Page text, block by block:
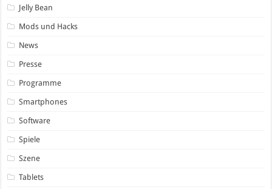
Jelly Bean
Mods und Hacks
News
Presse
Programme
Smartphones
Software
Spiele
Szene
Tablets